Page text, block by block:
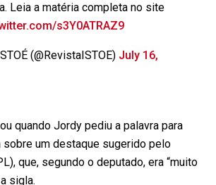
Leia a matéria completa no site
s3Y0ATRAZ9
(@RevistaISTOE) July 16,
quando Jordy pediu a palavra para
um destaque sugerido pelo
que, segundo o deputado, era “muito
sigla.